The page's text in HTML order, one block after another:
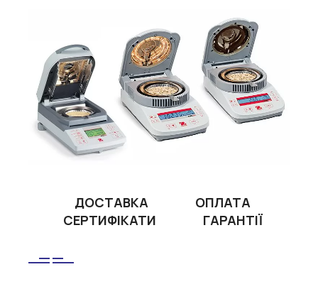
ДОСТАВКА
ОПЛАТА
СЕРТИФІКАТИ
ГАРАНТІЇ